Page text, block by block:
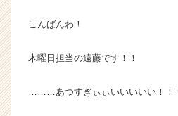
長
か
こんばんわ！
木曜日担当の遠藤です！！
………あつすぎぃぃいいいいい！！